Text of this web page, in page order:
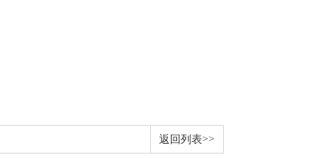
返回列表>>